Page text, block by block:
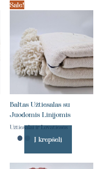
Sale!
Baltas Užtiesalas su
Juodomis Linijomis
Užtiesalai ir Lovatiesės
Į krepšelį